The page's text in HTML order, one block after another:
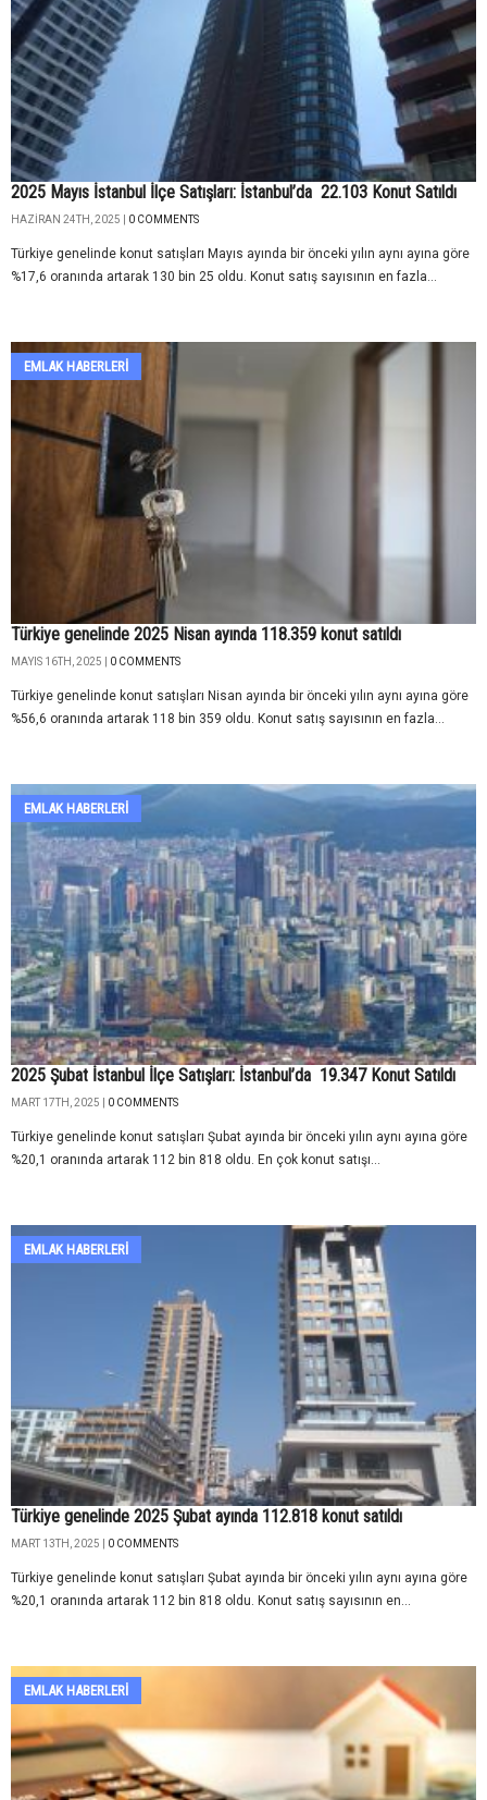
2025 Mayıs İstanbul İlçe Satışları: İstanbul’da 22.103 Konut Satıldı
HAZIRAN 24TH, 2025 | 0 COMMENTS
Türkiye genelinde konut satışları Mayıs ayında bir önceki yılın aynı ayına göre
%17,6 oranında artarak 130 bin 25 oldu. Konut satış sayısının en fazla...
EMLAK HABERLERI
Türkiye genelinde 2025 Nisan ayında 118.359 konut satıldı
MAYIS 16TH, 2025 | 0 COMMENTS
Türkiye genelinde konut satışları Nisan ayında bir önceki yılın aynı ayına göre
%56,6 oranında artarak 118 bin 359 oldu. Konut satış sayısının en fazla...
EMLAK HABERLERI
2025 Şubat İstanbul İlçe Satışları: İstanbul’da 19.347 Konut Satıldı
MART 17TH, 2025 | 0 COMMENTS
Türkiye genelinde konut satışları Şubat ayında bir önceki yılın aynı ayına göre
%20,1 oranında artarak 112 bin 818 oldu. En çok konut satışı...
EMLAK HABERLERI
Türkiye genelinde 2025 Şubat ayında 112.818 konut satıldı
MART 13TH, 2025 | 0 COMMENTS
Türkiye genelinde konut satışları Şubat ayında bir önceki yılın aynı ayına göre
%20,1 oranında artarak 112 bin 818 oldu. Konut satış sayısının en...
EMLAK HABERLERI